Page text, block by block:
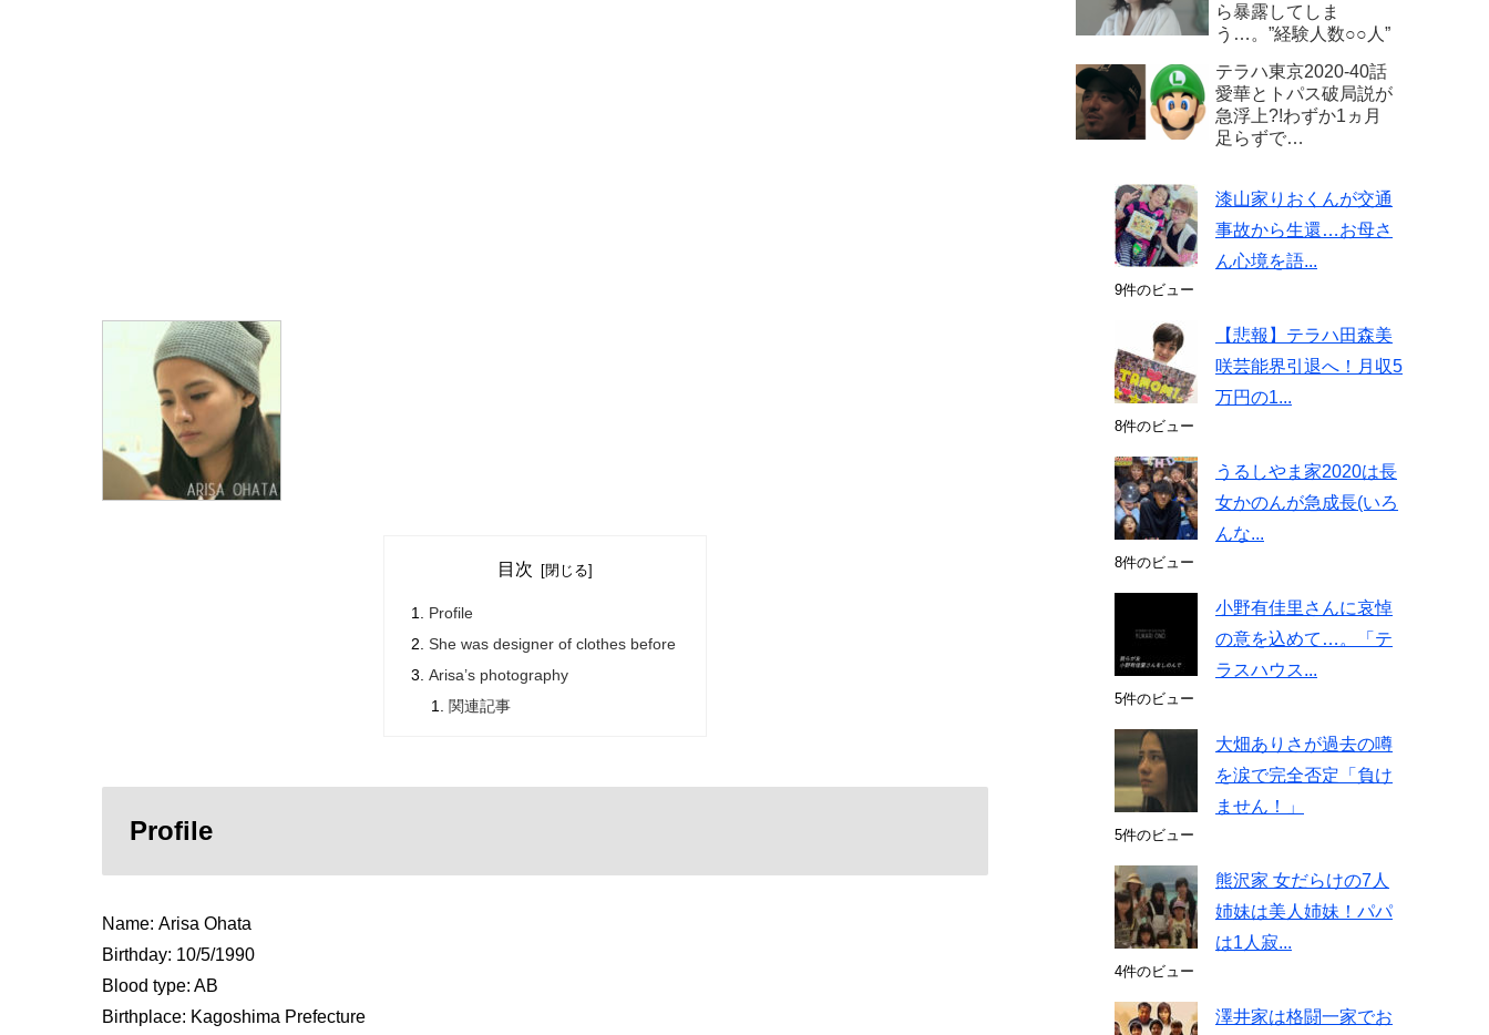
目次
Profile
She was designer of clothes before
Arisa’s photography
関連記事
Profile
Name: Arisa Ohata
Birthday: 10/5/1990
Blood type: AB
Birthplace: Kagoshima Prefecture
ら暴露してしま
う…。”経験人数○○人”
テラハ東京2020‐40話
愛華とトパス破局説が
急浮上?!わずか1ヵ月
足らずで…
漆山家りおくんが交通
事故から生還…お母さ
ん心境を語...
9件のビュー
【悲報】テラハ田森美
咲芸能界引退へ！月収5
万円の1...
8件のビュー
うるしやま家2020は長
女かのんが急成長(いろ
んな...
8件のビュー
小野有佳里さんに哀悼
の意を込めて…。「テ
ラスハウス...
5件のビュー
大畑ありさが過去の噂
を涙で完全否定「負け
ません！」
5件のビュー
熊沢家 女だらけの7人
姉妹は美人姉妹！パパ
は1人寂...
4件のビュー
澤井家は格闘一家でお